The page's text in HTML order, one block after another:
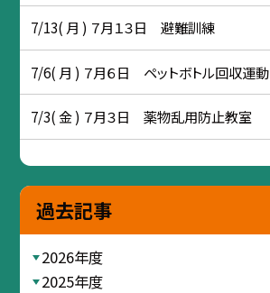
7/13( 月 ) ７月１３日 避難訓練
7/6( 月 ) ７月６日 ペットボトル回収運動
7/3( 金 ) ７月３日 薬物乱用防止教室
過去記事
2026年度
2025年度